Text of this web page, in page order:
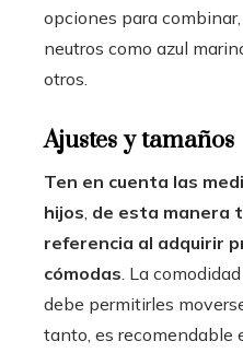
opciones para
neutros como azul
otros.
Ajustes y tamaños
Ten en cuenta las
hijos, de esta manera
referencia al adquirir
cómodas. La
debe permitirles
tanto, es recomendable